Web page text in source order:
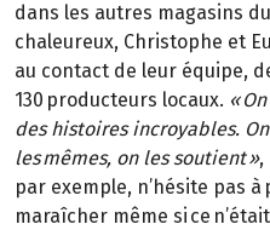
dans les autres magasins
chaleureux, Christophe et
au contact de leur équipe,
130 producteurs locaux. «
des histoires incroyables.
les mêmes, on les soutient »,
par exemple, n’hésite pas
maraîcher même si ce